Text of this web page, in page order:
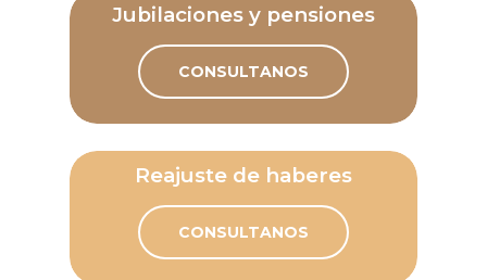
Jubilaciones y pensiones
CONSULTANOS
Reajuste de haberes
CONSULTANOS